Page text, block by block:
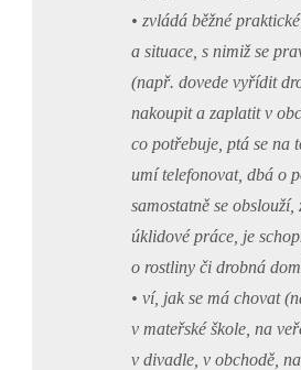
• zvládá běžné
a situace, s nimiž se
(např. dovede vyřídit
nakoupit a zaplatit v
co potřebuje, ptá se na
umí telefonovat, dbá o
samostatně se
úklidové práce, je
o rostliny či drobná
• ví, jak se má chovat
v mateřské škole, na
v divadle, v obchodě,